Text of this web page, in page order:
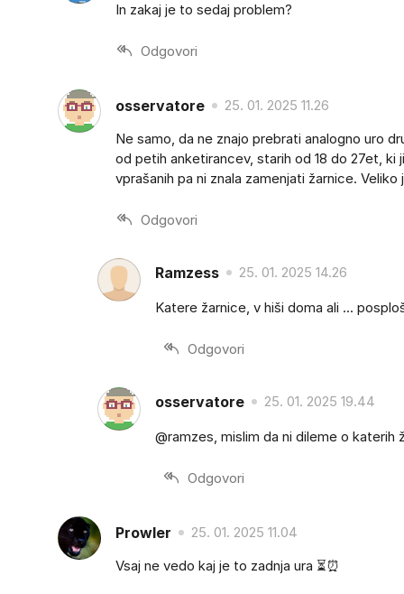
In zakaj je to sedaj problem?
Odgovori
osservatore
25. 01. 2025 11.26
Ne samo, da ne znajo prebrati analogno uro
od petih anketirancev, starih od 18 do 27et,
vprašanih pa ni znala zamenjati žarnice.
Odgovori
Ramzess 25. 01. 2025 14.26
Katere žarnice, v hiši doma ali ...
Odgovori
osservatore 25. 01. 2025 19.44
@ramzes, mislim da ni dileme o katerih
Odgovori
Prowler
25. 01. 2025 11.04
Vsaj ne vedo kaj je to zadnja ura ⏳️⏰️